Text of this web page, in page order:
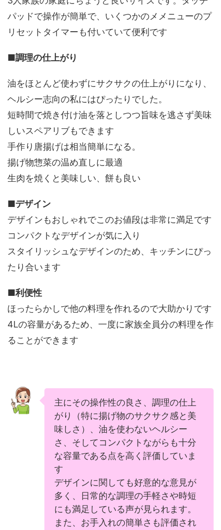
パッドで操作が簡単で、いくつかのメメニューのプ
リセットタイマーも付いていて便利です
■調理の仕上がり
油をほとんど使わずにサクサクの仕上がりになり、
ヘルシー志向の私にはぴったりでした。
短時間で焼き付け油を落としつつ旨味を逃さず美味
しいスペアリブもできます
手作り唐揚げは相当簡単になる。
揚げ物惣菜の温め直しに最適
生肉を焼くと美味しい、餅も良い
■デザイン
デザインもおしゃれでこのお値段は非常に満足です
コンパクトなデザインが気に入り
スタイリッシュなデザインのため、キッチンにぴっ
たり合います
■利便性
ほったらかしで他の料理を作れるので大助かりです
4Lの容量があるため、一度に家族全員分の料理を作
ることができます
主にその操作性の良さ、調理の仕上
がり（特に揚げ物のサクサク感と美
味しさ）、油を使わないヘルシー
さ、そしてコンパクトながらも十分
な容量である点を高く評価していま
す
デザインに関しても好意的な意見が
多く、日常的な調理の手軽さや時短
にも満足している声が見られます。
また、お手入れの簡単さも評価され